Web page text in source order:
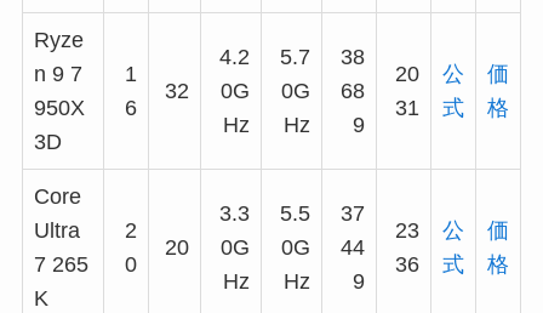
Ryze
n 9 7
950X
3D
1
6
32
4.2
0G
Hz
5.7
0G
Hz
38
68
9
20
31
公
式
価
格
Core
Ultra
7 265
K
2
0
20
3.3
0G
Hz
5.5
0G
Hz
37
44
9
23
36
公
式
価
格